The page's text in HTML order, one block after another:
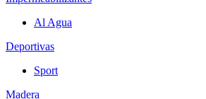
Al Agua
Deportivas
Sport
Madera